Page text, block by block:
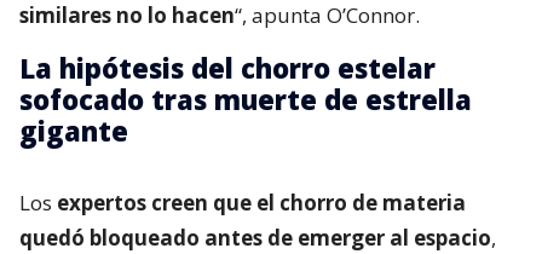
similares no lo hacen“, apunta O’Connor.
La hipótesis del chorro estelar
sofocado tras muerte de estrella
gigante
Los expertos creen que el chorro de materia
quedó bloqueado antes de emerger al espacio,